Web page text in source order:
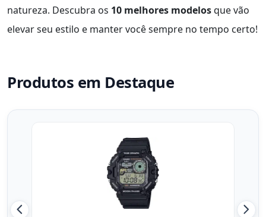
natureza. Descubra os 10 melhores modelosque vão
elevar seu estilo e manter você sempre no tempo certo!
Produtos em Destaque